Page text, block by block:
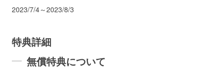
2023/7/4～2023/8/3
特典詳細
無償特典について